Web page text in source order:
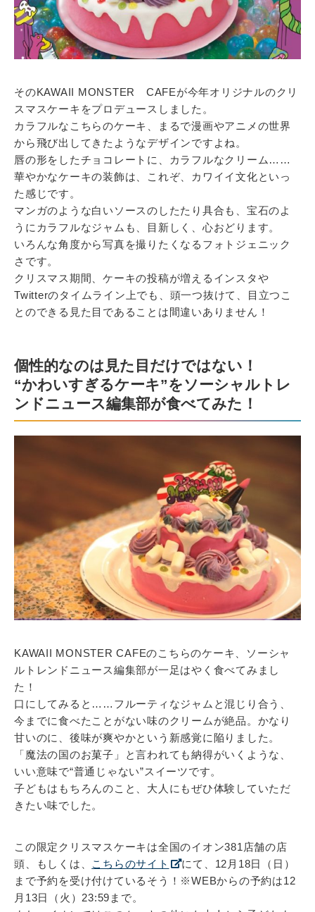
そのKAWAII MONSTER CAFEが今年オリジナルのクリ
スマスケーキをプロデュースしました。
カラフルなこちらのケーキ、まるで漫画やアニメの世界
から飛び出してきたようなデザインですよね。
唇の形をしたチョコレートに、カラフルなクリーム……
華やかなケーキの装飾は、これぞ、カワイイ文化といっ
た感じです。
マンガのような白いソースのしたたり具合も、宝石のよ
うにカラフルなジャムも、目新しく、心おどります。
いろんな角度から写真を撮りたくなるフォトジェニック
さです。
クリスマス期間、ケーキの投稿が増えるインスタや
Twitterのタイムライン上でも、頭一つ抜けて、目立つこ
とのできる見た目であることは間違いありません！
個性的なのは見た目だけではない！
“かわいすぎるケーキ”をソーシャルトレ
ンドニュース編集部が食べてみた！
KAWAII MONSTER CAFEのこちらのケーキ、ソーシャ
ルトレンドニュース編集部が一足はやく食べてみまし
た！
口にしてみると……フルーティなジャムと混じり合う、
今までに食べたことがない味のクリームが絶品。かなり
甘いのに、後味が爽やかという新感覚に陥りました。
「魔法の国のお菓子」と言われても納得がいくような、
いい意味で“普通じゃない”スイーツです。
子どもはもちろんのこと、大人にもぜひ体験していただ
きたい味でした。
この限定クリスマスケーキは全国のイオン381店舗の店
頭、もしくは、
こちらのサイト
にて、12月18日（日）
まで予約を受け付けているそう！※WEBからの予約は12
月13日（火）23:59まで。